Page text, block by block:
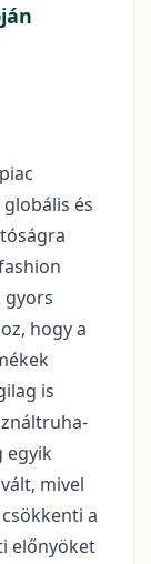
és
gyors
hogy a
is
egyik
mivel
a
előnyöket